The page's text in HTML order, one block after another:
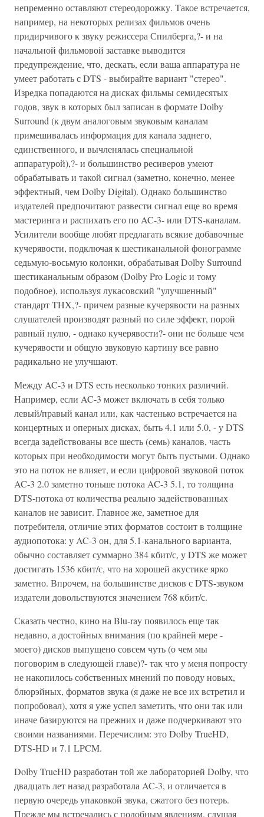
непременно оставляют стереодорожку. Такое встречается,
например, на некоторых релизах фильмов очень
придирчивого к звуку режиссера Спилберга,?- и на
начальной фильмовой заставке выводится
предупреждение, что, дескать, если ваша аппаратура не
умеет работать с DTS - выбирайте вариант "стерео".
Изредка попадаются на дисках фильмы семидесятых
годов, звук в которых был записан в формате Dolby
Surround (к двум аналоговым звуковым каналам
примешивалась информация для канала заднего,
единственного, и вычленялась специальной
аппаратурой),?- и большинство ресиверов умеют
обрабатывать и такой сигнал (заметно, конечно, менее
эффектный, чем Dolby Digital). Однако большинство
издателей предпочитают развести сигнал еще во время
мастеринга и распихать его по AC-3- или DTS-каналам.
Усилители вообще любят предлагать всякие добавочные
кучерявости, подключая к шестиканальной фонограмме
седьмую-восьмую колонки, обрабатывая Dolby Surround
шестиканальным образом (Dolby Pro Logic и тому
подобное), используя лукасовский "улучшенный"
стандарт THX,?- причем разные кучерявости на разных
слушателей производят разный по силе эффект, порой
равный нулю, - однако кучерявости?- они не больше чем
кучерявости и общую звуковую картину все равно
радикально не улучшают.
Между AC-3 и DTS есть несколько тонких различий.
Например, если AC-3 может включать в себя только
левый/правый канал или, как частенько встречается на
концертных и оперных дисках, быть 4.1 или 5.0, - у DTS
всегда задействованы все шесть (семь) каналов, часть
которых при необходимости могут быть пустыми. Однако
это на поток не влияет, и если цифровой звуковой поток
AC-3 2.0 заметно тоньше потока AC-3 5.1, то толщина
DTS-потока от количества реально задействованных
каналов не зависит. Главное же, заметное для
потребителя, отличие этих форматов состоит в толщине
аудиопотока: у AC-3 он, для 5.1-канального варианта,
обычно составляет суммарно 384 кбит/с, у DTS же может
достигать 1536 кбит/с, что на хорошей акустике ярко
заметно. Впрочем, на большинстве дисков с DTS-звуком
издатели довольствуются значением 768 кбит/с.
Сказать честно, кино на Blu-ray появилось еще так
недавно, а достойных внимания (по крайней мере -
моего) дисков выпущено совсем чуть (о чем мы
поговорим в следующей главе)?- так что у меня попросту
не накопилось собственных мнений по поводу новых,
блюрэйных, форматов звука (я даже не все их встретил и
попробовал), хотя я уже успел заметить, что они так или
иначе базируются на прежних и даже подчеркивают это
своими названиями. Перечислим: это Dolby TrueHD,
DTS-HD и 7.1 LPCM.
Dolby TrueHD разработан той же лабораторией Dolby, что
двадцать лет назад разработала AC-3, и отличается в
первую очередь упаковкой звука, сжатого без потерь.
Прежде мы встречались с подобным явлениям, слушая